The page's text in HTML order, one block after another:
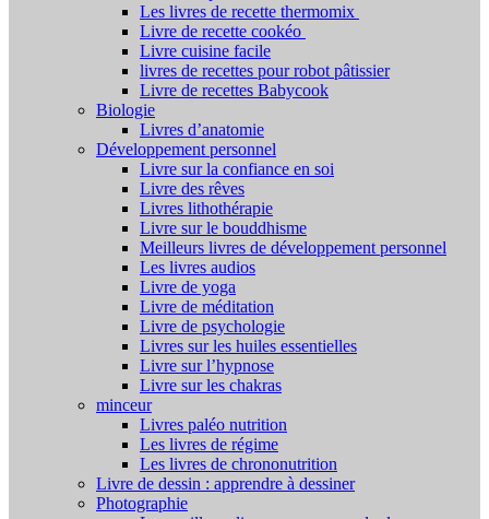
Les livres de recette thermomix
Livre de recette cookéo
Livre cuisine facile
livres de recettes pour robot pâtissier
Livre de recettes Babycook
Biologie
Livres d’anatomie
Développement personnel
Livre sur la confiance en soi
Livre des rêves
Livres lithothérapie
Livre sur le bouddhisme
Meilleurs livres de développement personnel
Les livres audios
Livre de yoga
Livre de méditation
Livre de psychologie
Livres sur les huiles essentielles
Livre sur l’hypnose
Livre sur les chakras
minceur
Livres paléo nutrition
Les livres de régime
Les livres de chrononutrition
Livre de dessin : apprendre à dessiner
Photographie